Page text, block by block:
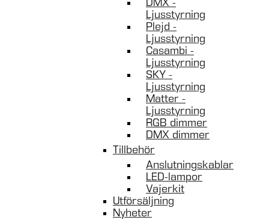
DMX -
Ljusstyrning
Plejd -
Ljusstyrning
Casambi -
Ljusstyrning
SKY -
Ljusstyrning
Matter -
Ljusstyrning
RGB dimmer
DMX dimmer
Tillbehör
Anslutningskablar
LED-lampor
Vajerkit
Utförsäljning
Nyheter